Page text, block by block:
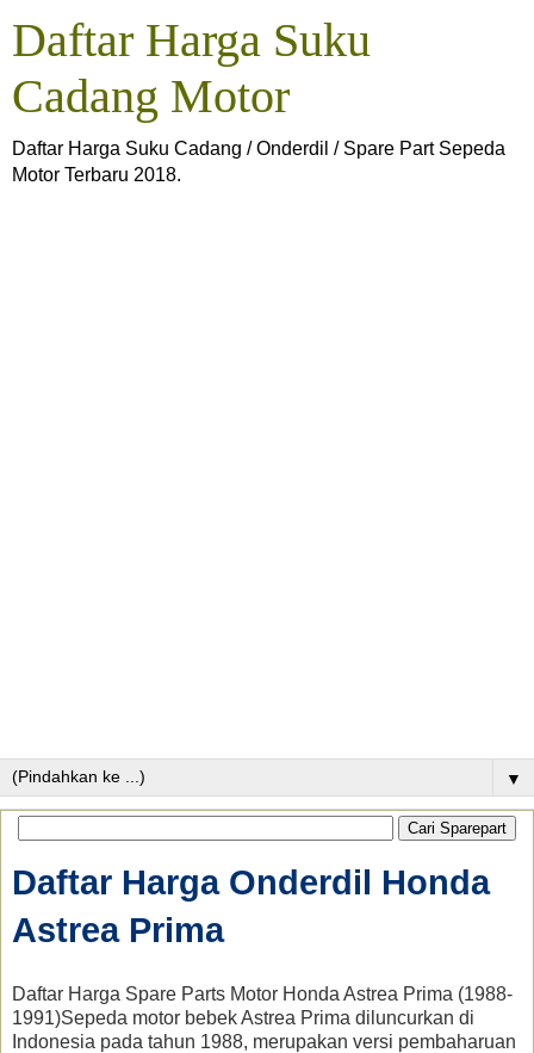
Daftar Harga Suku
Cadang Motor
Daftar Harga Suku Cadang / Onderdil / Spare Part Sepeda
Motor Terbaru 2018.
▼
Daftar Harga Onderdil Honda
Astrea Prima
Daftar Harga Spare Parts Motor Honda Astrea Prima (1988-
1991)Sepeda motor bebek Astrea Prima diluncurkan di
Indonesia pada tahun 1988, merupakan versi pembaharuan